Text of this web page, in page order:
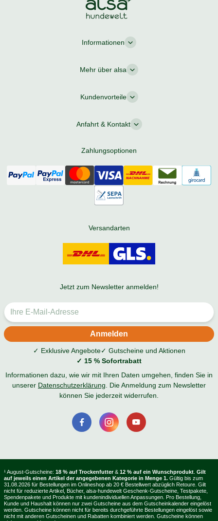
Informationen
Mehr über alsa
Kundenvorteile
Anfahrt & Kontakt
Zahlungsoptionen
Versandarten
Jetzt zum Newsletter anmelden!
✓ Exklusive Angebote✓ Gutscheine und Aktionen
✓ 15 % Sofortrabatt
Informationen dazu, wie wir mit Ihren Daten umgehen, finden Sie in
unserer Datenschutzerklärung . Die Anmeldung zum Newsletter
können Sie jederzeit widerrufen.
¹ August-Gutscheine: 18 % auf Trockenfutter & 12 % auf ein Wunschprodukt Gilt
auf jeweils einen Artikel der angegebenen Kategorie in Menge 1. Gültig bis zum
31.08.2026 für Bestellungen im Onlineshop ab 20 € Bestellwert abzüglich Retoure. Gilt
nicht für reduzierte Artikel, Bücher, alsa-hundewelt Geschenk-Gutscheine, Testpakete,
Spendenpakete und Produkte mit kundenindividuellen Anpassungen. Pro Bestellung,
Kunde und Haushalt können nur zwei Gutscheine aus dem Gutscheinkalender eingelöst
werden. Gutscheine können nicht für bereits durchgeführte Bestellungen eingelöst sowie
nicht mit anderen Gutscheinen und Rabatten kombiniert werden. Gutscheine können